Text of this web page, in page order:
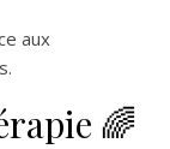
aux
🌈